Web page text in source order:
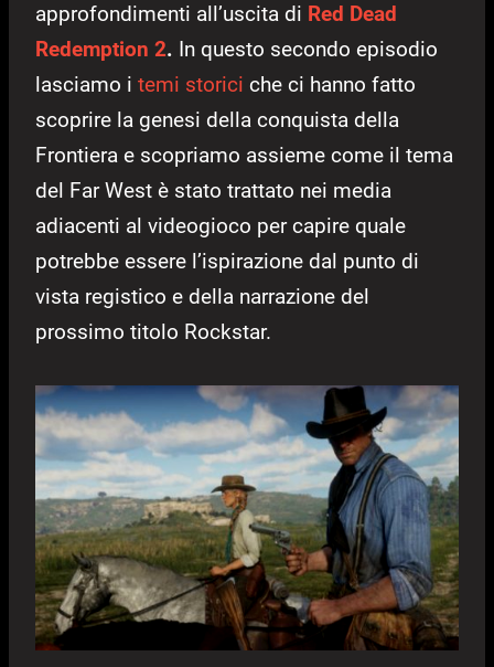
approfondimenti all’uscita di Red Dead
Redemption 2. In questo secondo episodio
lasciamo i temi storici che ci hanno fatto
scoprire la genesi della conquista della
Frontiera e scopriamo assieme come il tema
del Far West è stato trattato nei media
adiacenti al videogioco per capire quale
potrebbe essere l’ispirazione dal punto di
vista registico e della narrazione del
prossimo titolo Rockstar.